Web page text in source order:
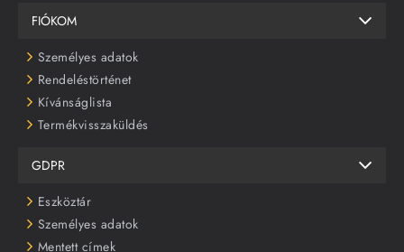
FIÓKOM
Személyes adatok
Rendeléstörténet
Kívánságlista
Termékvisszaküldés
GDPR
Eszköztár
Személyes adatok
Mentett címek